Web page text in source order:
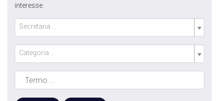
interesse.
Secretaria ...
Categoria ...